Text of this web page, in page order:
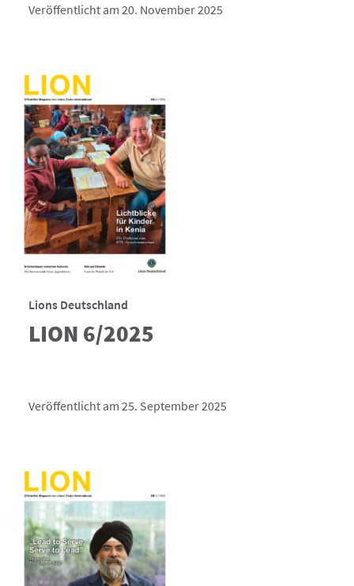
Veröffentlicht am 20. November 2025
Lions Deutschland
LION 6/2025
Veröffentlicht am 25. September 2025